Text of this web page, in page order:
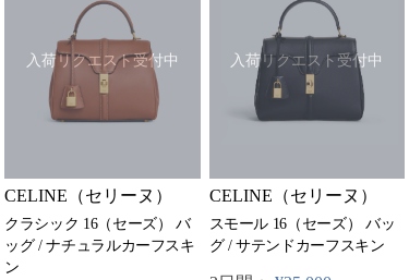
入荷リクエスト受付中
CELINE（セリーヌ）
クラシック 16（セーズ） バ
ッグ / ナチュラルカーフスキ
ン
入荷リクエスト受付中
CELINE（セリーヌ）
スモール 16（セーズ） バッ
グ / サテンドカーフスキン